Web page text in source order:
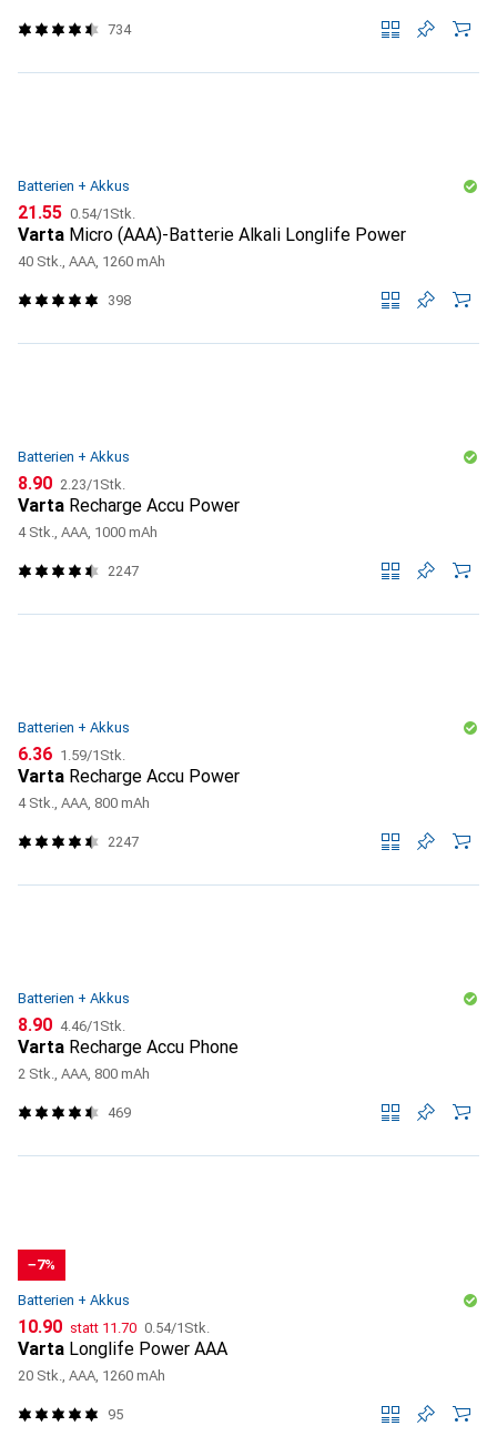
734
Batterien + Akkus
CHF
21.55 CHF
0.54/1Stk.
Varta Micro (AAA)-Batterie Alkali Longlife Power
40 Stk., AAA, 1260 mAh
398
Batterien + Akkus
CHF
8.90 CHF
2.23/1Stk.
Varta Recharge Accu Power
4 Stk., AAA, 1000 mAh
2247
Batterien + Akkus
CHF
6.36 CHF
1.59/1Stk.
Varta Recharge Accu Power
4 Stk., AAA, 800 mAh
2247
Batterien + Akkus
CHF
8.90 CHF
4.46/1Stk.
Varta Recharge Accu Phone
2 Stk., AAA, 800 mAh
469
−7%
Batterien + Akkus
CHF
10.90 statt CHF
11.70 CHF
0.54/1Stk.
Varta Longlife Power AAA
20 Stk., AAA, 1260 mAh
95